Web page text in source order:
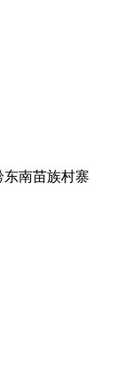
南苗族村寨